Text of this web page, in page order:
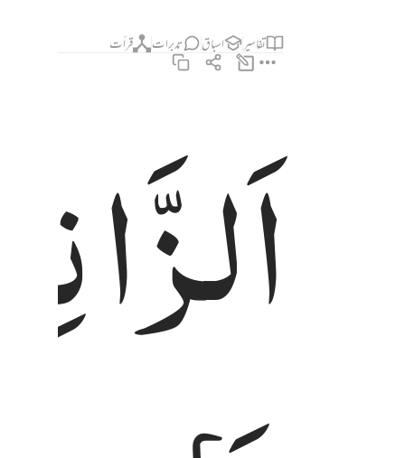
تفاسیر اسباق تدبرات قرأت
اَلزَّانِیَةُ